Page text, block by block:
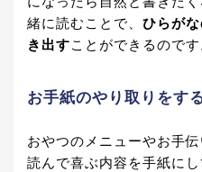
緒に読むことで、 ひらが
き出すことができるのです
お手紙のやり取りをす
おやつのメニューやお手
読んで喜ぶ内容を手紙に